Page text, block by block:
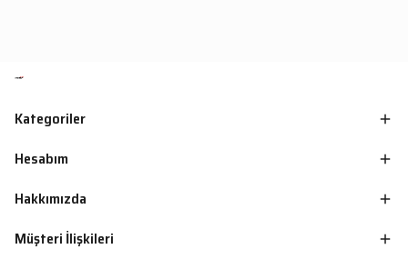
Kategoriler
Hesabım
Hakkımızda
Müşteri İlişkileri